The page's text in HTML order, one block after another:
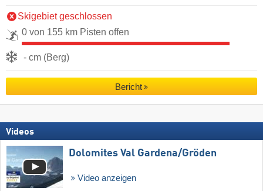
Skigebiet geschlossen
0 von 155 km Pisten offen
- cm (Berg)
Bericht
Videos
Dolomites Val Gardena/​Gröden
Video anzeigen